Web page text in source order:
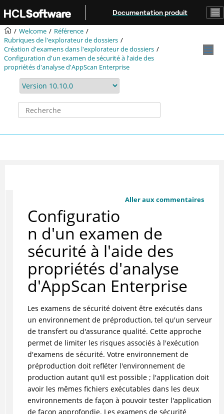
Aller au contenu principal
Documentation produit
Welcome
Référence
Rubriques de l'explorateur de dossiers
Création d'examens dans l'explorateur de dossiers
Configuration d'un examen de sécurité à l'aide des
propriétés d'analyse d'AppScan Enterprise
Aller aux commentaires
Configuratio
n d'un examen de
sécurité à l'aide des
propriétés d'analyse
d'AppScan Enterprise
Les examens de sécurité doivent être exécutés dans
un environnement de préproduction, tel qu'un serveur
de transfert ou d'assurance qualité. Cette approche
permet de limiter les risques associés à l'exécution
d'examens de sécurité. Votre environnement de
préproduction doit refléter l'environnement de
production autant qu'il est possible ; l'application doit
avoir les mêmes fichiers exécutables dans les deux
environnements de façon à pouvoir tester l'application
de façon approfondie. Les examens de sécurité